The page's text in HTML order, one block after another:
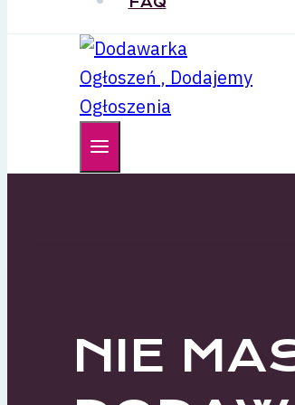
NIE